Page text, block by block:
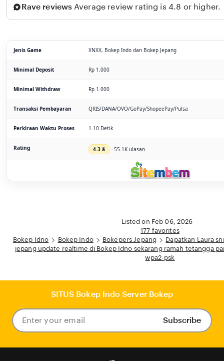
Rave reviews Average review rating is 4.8 or higher.
Jenis Game XNXX, Bokep Indo dan Bokep Jepang
Minimal Deposit Rp 1.000
Minimal Withdraw Rp 1.000
Transaksi Pembayaran QRIS/DANA/OVO/GoPay/ShopeePay/Pulsa
Perkiraan Waktu Proses 1-10 Detik
Rating 4.3 â­ - 55.1K ulasan
Listed on Feb 06, 2026
177 favorites
Bokep Idno
Bokep Indo Bokepers Jepang
Dapatkan Laura
jepang update realtime di Bokep Idno sekarang ramah tetangga
wpa2-psk
SITUS Bokep Indo Server Bokep
Enter
your
Subscribe